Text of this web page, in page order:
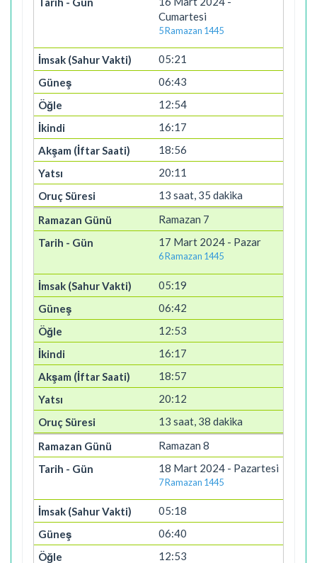
Cumartesi
5 Ramazan 1445
05:21
06:43
12:54
16:17
18:56
20:11
13 saat, 35 dakika
Ramazan 7
17 Mart 2024 - Pazar
6 Ramazan 1445
05:19
06:42
12:53
16:17
18:57
20:12
13 saat, 38 dakika
Ramazan 8
18 Mart 2024 - Pazartesi
7 Ramazan 1445
05:18
06:40
12:53